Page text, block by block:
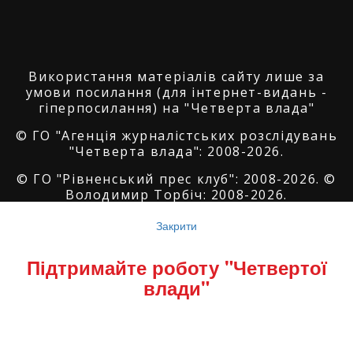
Використання матеріалів сайту лише за
умови посилання (для інтернет-видань -
гіперпосилання) на "Четверта влада"
© ГО "Агенція журналістських розслідувань
"Четверта влада": 2008-2026.
© ГО "Рівненський прес клуб": 2008-2026. ©
Володимир Торбіч: 2008-2026.
SoftGroup
Reserved
Закрити
Підтримайте роботу "Четвертої
влади"